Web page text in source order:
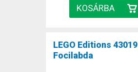
LEGO Editions 43019
Focilabda